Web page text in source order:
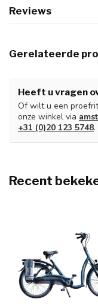
Reviews
Gerelateerde
Heeft u vragen
Of wilt u een
onze winkel via
+31 (0)20 123 5748
Recent